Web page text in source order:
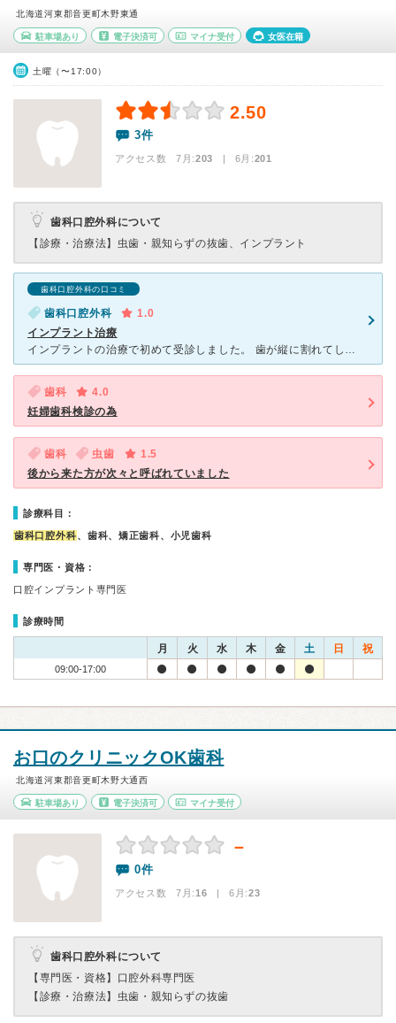
北海道河東郡音更町木野東通
駐車場あり 電子決済可 マイナ受付 女医在籍
土曜（〜17:00）
2.50
3件
アクセス数 7月:203 | 6月:201
歯科口腔外科について
【診療・治療法】 虫歯・親知らずの抜歯、インプラント
歯科口腔外科の口コミ
歯科口腔外科
1.0
インプラント治療
インプラントの治療で初めて受診しました。 歯が縦に割れてしまった状態で受診。すぐには抜いてはくれず、予約は1ヶ月後にしかできないと言われ、すぐに取れる接着剤みたいなのをされて1ヶ月後に受診しました
歯科
4.0
妊婦歯科検診の為
歯科 虫歯
1.5
後から来た方が次々と呼ばれていました
診療科目：
歯科口腔外科、歯科、矯正歯科、小児歯科
専門医・資格：
口腔インプラント専門医
診療時間
月 火 水 木 金 土 日 祝
09:00-17:00
お口のクリニックOK歯科
北海道河東郡音更町木野大通西
駐車場あり 電子決済可 マイナ受付
－
0件
アクセス数 7月:16 | 6月:23
歯科口腔外科について
【専門医・資格】 口腔外科専門医
【診療・治療法】 虫歯・親知らずの抜歯